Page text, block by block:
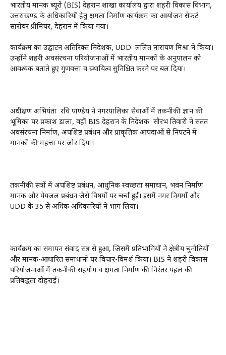
भारतीय मानक ब्यूरो (BIS) देहरादून शाखा कार्यालय द्वारा शहरी विकास विभाग,
उत्तराखण्ड के अधिकारियों हेतु क्षमता निर्माण कार्यक्रम का आयोजन सेफर्ट
सारोवर प्रीमियर, देहरादून में किया गया।
कार्यक्रम का उद्घाटन अतिरिक्त निदेशक, UDD ललित नारायण मिश्रा ने किया।
उन्होंने शहरी अवसंरचना परियोजनाओं में भारतीय मानकों के अनुपालन को
आवश्यक बताते हुए गुणवत्ता व स्थायित्व सुनिश्चित करने पर बल दिया।
अधीक्षण अभियंता रवि पाण्डेय ने नगरपालिका सेवाओं में तकनीकी ज्ञान की
भूमिका पर प्रकाश डाला, वहीं BIS देहरादून के निदेशक सौरभ तिवारी ने सतत
अवसंरचना निर्माण, अपशिष्ट प्रबंधन और प्राकृतिक आपदाओं से निपटने में
मानकों की महत्ता पर जोर दिया।
तकनीकी सत्रों में अपशिष्ट प्रबंधन, आधुनिक स्वच्छता समाधान, भवन निर्माण
मानक और पेयजल प्रबंधन जैसे विषयों पर चर्चा हुई। इसमें नगर निगमों और
UDD के 35 से अधिक अधिकारियों ने भाग लिया।
कार्यक्रम का समापन संवाद सत्र से हुआ, जिसमें प्रतिभागियों ने क्षेत्रीय चुनौतियों
और मानक-आधारित समाधानों पर विचार-विमर्श किया। BIS ने शहरी विकास
परियोजनाओं में तकनीकी सहयोग व क्षमता निर्माण की निरंतर पहल की
प्रतिबद्धता दोहराई।